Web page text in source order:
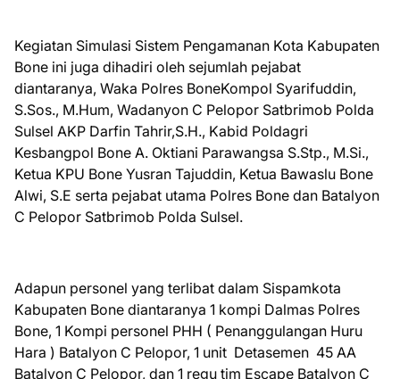
Kegiatan Simulasi Sistem Pengamanan Kota Kabupaten
Bone ini juga dihadiri oleh sejumlah pejabat
diantaranya, Waka Polres BoneKompol Syarifuddin,
S.Sos., M.Hum, Wadanyon C Pelopor Satbrimob Polda
Sulsel AKP Darfin Tahrir,S.H., Kabid Poldagri
Kesbangpol Bone A. Oktiani Parawangsa S.Stp., M.Si.,
Ketua KPU Bone Yusran Tajuddin, Ketua Bawaslu Bone
Alwi, S.E serta pejabat utama Polres Bone dan Batalyon
C Pelopor Satbrimob Polda Sulsel.
Adapun personel yang terlibat dalam Sispamkota
Kabupaten Bone diantaranya 1 kompi Dalmas Polres
Bone, 1 Kompi personel PHH ( Penanggulangan Huru
Hara ) Batalyon C Pelopor, 1 unit Detasemen 45 AA
Batalyon C Pelopor, dan 1 regu tim Escape Batalyon C